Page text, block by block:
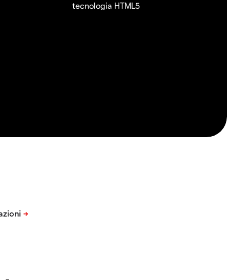
tecnologia HTML5